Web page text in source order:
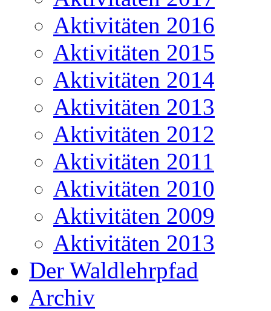
Aktivitäten 2016
Aktivitäten 2015
Aktivitäten 2014
Aktivitäten 2013
Aktivitäten 2012
Aktivitäten 2011
Aktivitäten 2010
Aktivitäten 2009
Aktivitäten 2013
Der Waldlehrpfad
Archiv